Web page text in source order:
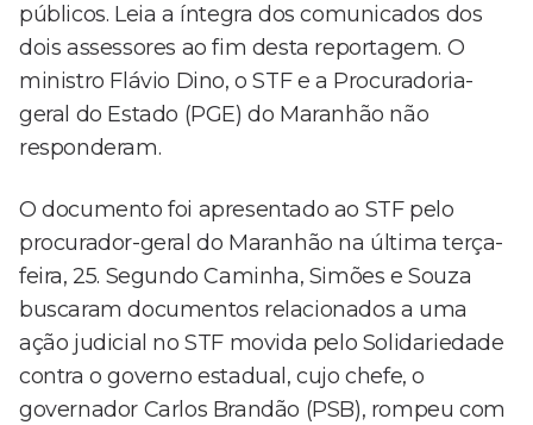
públicos. Leia a íntegra dos comunicados dos
dois assessores ao fim desta reportagem. O
ministro Flávio Dino, o STF e a Procuradoria-
geral do Estado (PGE) do Maranhão não
responderam.
O documento foi apresentado ao STF pelo
procurador-geral do Maranhão na última terça-
feira, 25. Segundo Caminha, Simões e Souza
buscaram documentos relacionados a uma
ação judicial no STF movida pelo Solidariedade
contra o governo estadual, cujo chefe, o
governador Carlos Brandão (PSB), rompeu com